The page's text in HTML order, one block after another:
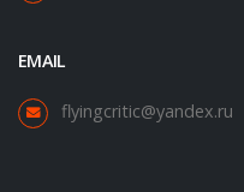
EMAIL
flyingcritic@yandex.ru